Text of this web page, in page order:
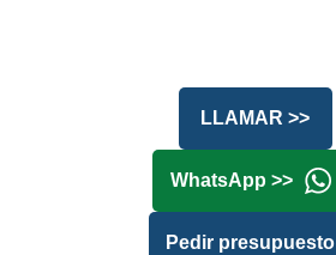
LLAMAR >>
WhatsApp >>
Pedir presupuesto